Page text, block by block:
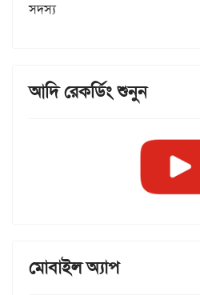
সদস্য
আদি রেকর্ডিং শুনুন
মোবাইল অ্যাপ